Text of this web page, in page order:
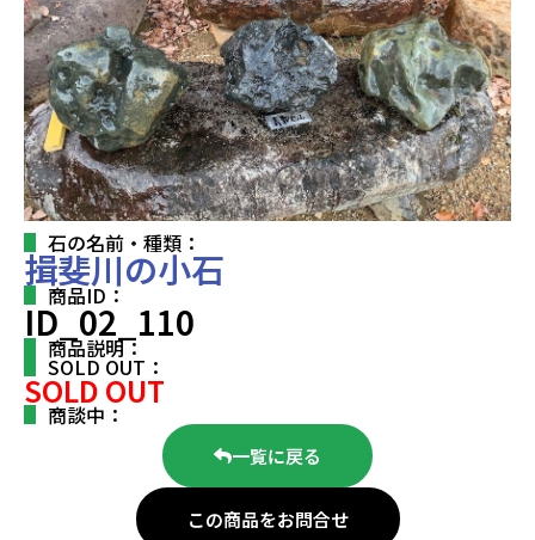
石の名前・種類：
揖斐川の小石
商品ID：
ID_02_110
商品説明：
SOLD OUT：
SOLD OUT
商談中：
一覧に戻る
この商品をお問合せ